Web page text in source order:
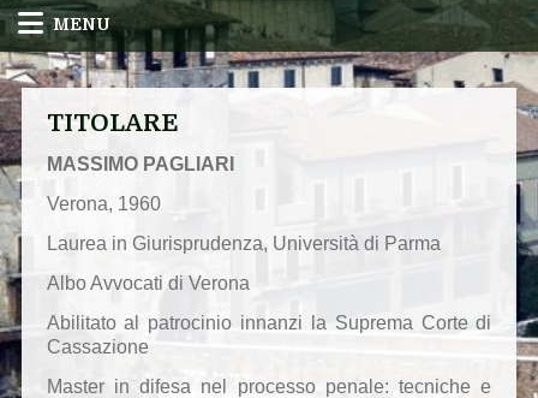
MENU
TITOLARE
MASSIMO PAGLIARI
Verona, 1960
Laurea in Giurisprudenza, Università di Parma
Albo Avvocati di Verona
Abilitato al patrocinio innanzi la Suprema Corte di
Cassazione
Master in difesa nel processo penale: tecniche e